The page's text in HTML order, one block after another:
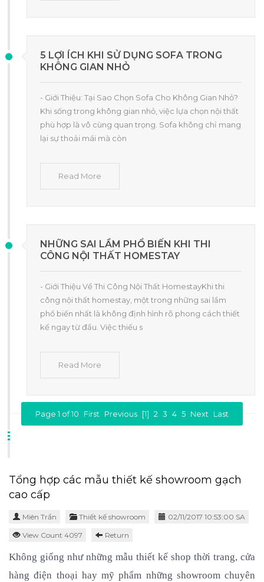
5 LỢI ÍCH KHI SỬ DỤNG SOFA TRONG
KHÔNG GIAN NHỎ
- Giới Thiệu: Tại Sao Chọn Sofa Cho Không Gian Nhỏ?
Khi sống trong không gian nhỏ, việc lựa chọn nội thất
phù hợp là vô cùng quan trọng. Sofa không chỉ mang
lại sự thoải mái mà còn
Read More
NHỮNG SAI LẦM PHỔ BIẾN KHI THI
CÔNG NỘI THẤT HOMESTAY
- Giới Thiệu Về Thi Công Nội Thất HomestayKhi thi
công nội thất homestay, một trong những sai lầm
phổ biến nhất là không định hình rõ phong cách thiết
kế ngay từ đầu. Việc thiếu s
Read More
Page 1 of 10 First Previous [1] 2 3 4 5 Next Last
Tổng hợp các mẫu thiết kế showroom gạch
cao cấp
Miên Trần Thiết kế showroom 02/11/2017 10:53:00 SA
View Count 4097 Return
Không giống như những mẫu thiết kế shop thời trang, cửa
hàng điện thoại hay mỹ phẩm những showroom chuyên